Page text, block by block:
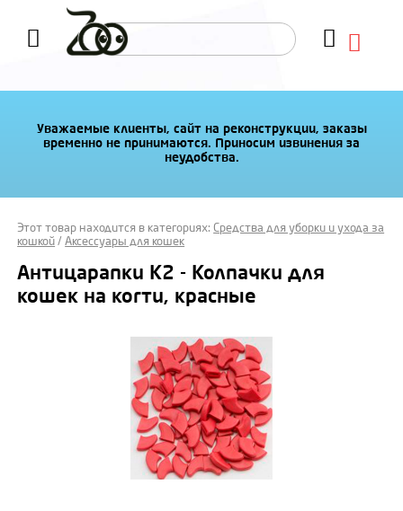
Уважаемые клиенты, сайт на реконструкции, заказы
временно не принимаются. Приносим извинения за
неудобства.
Этот товар находится в категориях:Средства для уборки и ухода за
кошкой /Аксессуары для кошек
Антицарапки К2 - Колпачки для
кошек на когти, красные